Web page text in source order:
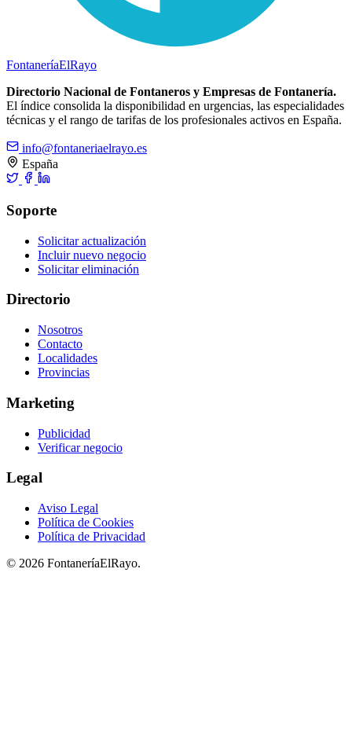
FontaneríaElRayo
Directorio Nacional de Fontaneros y Empresas de Fontanería.
El índice consolida la disponibilidad en urgencias, las especialidades
técnicas y el rango de tarifas de los profesionales activos en España.
info@fontaneriaelrayo.es
España
Soporte
Solicitar actualización
Incluir nuevo negocio
Solicitar eliminación
Directorio
Nosotros
Contacto
Localidades
Provincias
Marketing
Publicidad
Verificar negocio
Legal
Aviso Legal
Política de Cookies
Política de Privacidad
© 2026 FontaneríaElRayo.